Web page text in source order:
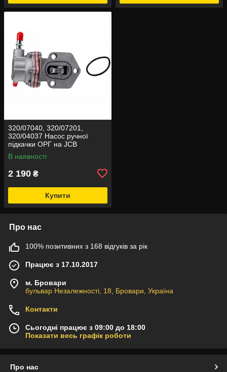
320/07040, 320/07201,
320/04037 Насос ручної
підкачки ОРГ на JCB
В наявності
2 190 ₴
Купити
Про нас
100% позитивних з 168 відгуків за рік
Працює з 17.10.2017
м. Бровари
бульвар Незалежності, 18, Бровари, Україна
Контакти
Сьогодні працює з 09:00 до 18:00
Показати весь графік роботи
Про нас